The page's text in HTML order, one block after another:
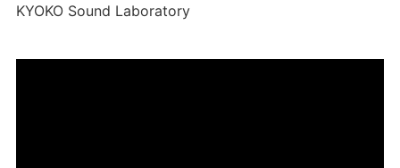
KYOKO Sound Laboratory